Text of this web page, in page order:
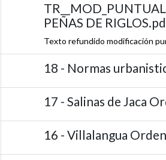
PEÑAS DE
Texto refundido modificación
18 - Normas
17 - Salinas de Jaca
16 - Villalangua